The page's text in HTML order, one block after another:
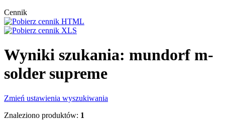
Cennik
Wyniki szukania: mundorf m-
solder supreme
Zmień ustawienia wyszukiwania
Znaleziono produktów: 1